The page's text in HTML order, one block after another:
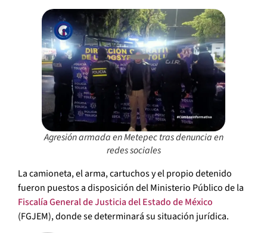
Agresión armada en Metepec tras denuncia en
redes sociales
La camioneta, el arma, cartuchos y el propio detenido
fueron puestos a disposición del Ministerio Público de la
Fiscalía General de Justicia del Estado de México
(FGJEM), donde se determinará su situación jurídica.